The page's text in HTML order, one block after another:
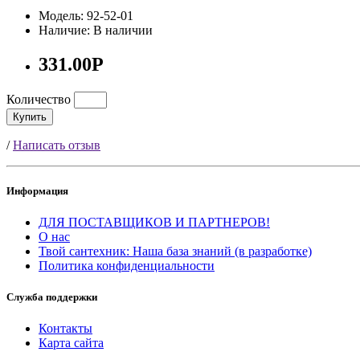
Модель: 92-52-01
Наличие: В наличии
331.00Р
Количество
Купить
/Написать отзыв
Информация
ДЛЯ ПОСТАВЩИКОВ И ПАРТНЕРОВ!
О нас
Твой сантехник: Наша база знаний (в разработке)
Политика конфиденциальности
Служба поддержки
Контакты
Карта сайта